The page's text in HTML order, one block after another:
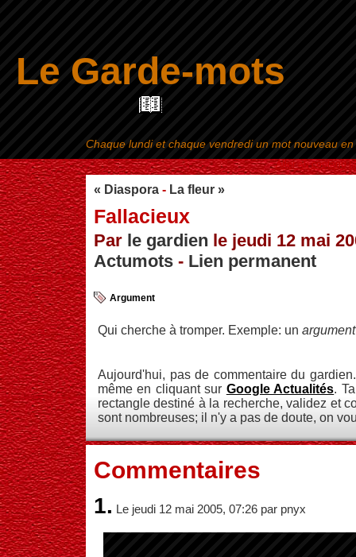
Le Garde-mots
Aller au contenu|
« Diaspora - La fleur »
Fallacieux
Par le gardien le jeudi 12 mai
Actumots - Lien permanent
Argument
Qui cherche à tromper. Exemple: un
Aujourd'hui, pas de commentaire du
même en cliquant sur Google Actualités.
rectangle destiné à la recherche, validez et
sont nombreuses; il n'y a pas de doute, on
Commentaires
1. Le jeudi 12 mai 2005, 07:26 par pnyx
Chaque lundi et chaque vendredi un mot nouveau